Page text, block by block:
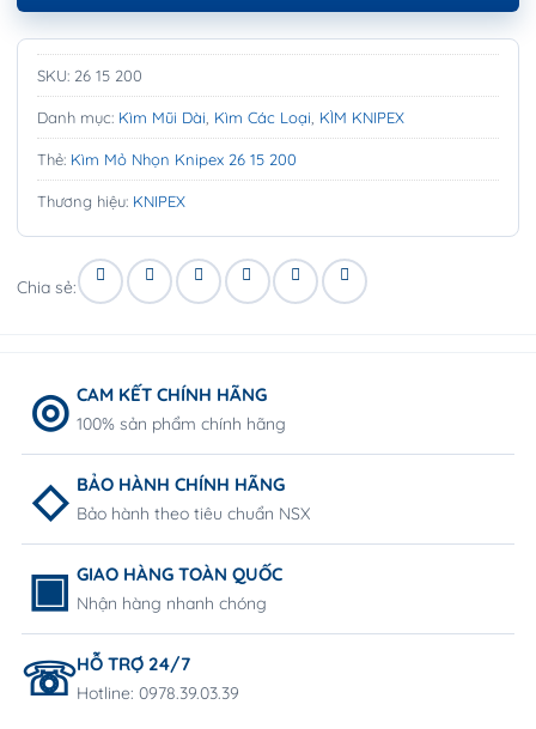
SKU: 26 15 200
Danh mục: Kìm Mũi Dài Kìm Các Loại KÌM KNIPEX
Thẻ: Kìm Mỏ Nhọn Knipex 26 15 200
Thương hiệu: KNIPEX
Chia sẻ:
CAM KẾT CHÍNH HÃNG
100% sản phẩm chính hãng
BẢO HÀNH CHÍNH HÃNG
Bảo hành theo tiêu chuẩn NSX
GIAO HÀNG TOÀN QUỐC
Nhận hàng nhanh chóng
HỖ TRỢ 24/7
Hotline: 0978.39.03.39